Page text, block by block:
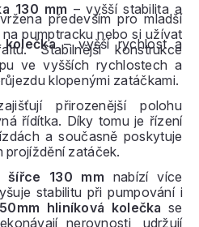
130 mm – vyšší stabilita a
kolečka– vyšší rychlost a
především pro mladší
pumptracku nebo si užívat
Stabilnější konstrukce
ve vyšších rychlostech a
klopenými zatáčkami.
přirozenější polohu
řídítka. Díky tomu je řízení
a současně poskytuje
projíždění zatáček.
šířce 130 mm nabízí více
stabilitu při pumpování i
hliníková kolečka se
nerovnosti, udržují